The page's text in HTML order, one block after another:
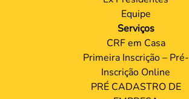
Equipe
Serviços
CRF em Casa
Primeira Inscrição – Pré-
Inscrição Online
PRÉ CADASTRO DE